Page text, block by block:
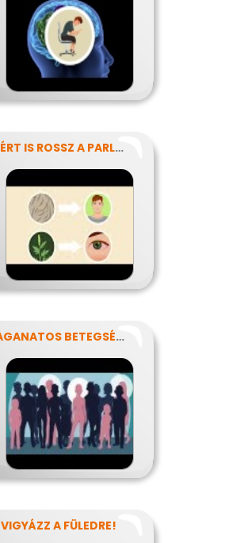
MIÉRT IS ROSSZ A PARLAGFŰ?
DAGANATOS BETEGSÉGEK
VIGYÁZZ A FÜLEDRE!